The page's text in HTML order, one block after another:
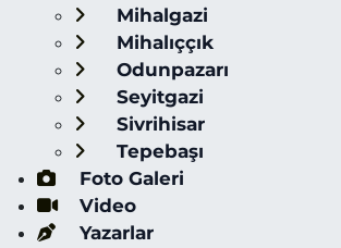
Mihalgazi
Mihalıççık
Odunpazarı
Seyitgazi
Sivrihisar
Tepebaşı
Foto Galeri
Video
Yazarlar